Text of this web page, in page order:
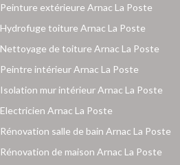
Peinture extérieure Arnac La Poste
Hydrofuge toiture Arnac La Poste
Nettoyage de toiture Arnac La Poste
Peintre intérieur Arnac La Poste
Isolation mur intérieur Arnac La Poste
Electricien Arnac La Poste
Rénovation salle de bain Arnac La Poste
Rénovation de maison Arnac La Poste